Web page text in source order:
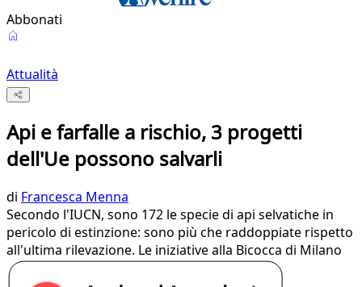
Abbonati
Attualità
Api e farfalle a rischio, 3 progetti
dell'Ue possono salvarli
di Francesca Menna
Secondo l'IUCN, sono 172 le specie di api selvatiche in
pericolo di estinzione: sono più che raddoppiate rispetto
all'ultima rilevazione. Le iniziative alla Bicocca di Milano